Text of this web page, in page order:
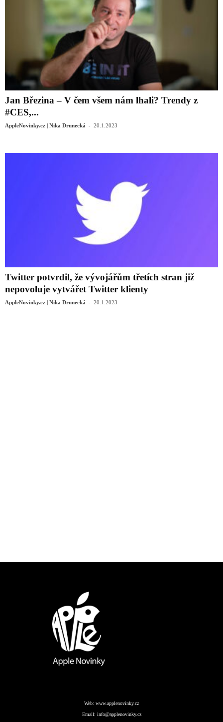
Jan Březina – V čem všem nám lhali? Trendy z
#CES,...
AppleNovinky.cz | Nika Drunecká - 20.1.2023
Twitter potvrdil, že vývojářům třetích stran již
nepovoluje vytvářet Twitter klienty
AppleNovinky.cz | Nika Drunecká - 20.1.2023
Web: www.applenovinky.cz
Email: info@applenovinky.cz